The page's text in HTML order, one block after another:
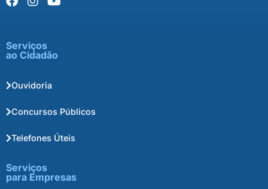
Serviços
ao Cidadão
Ouvidoria
Concursos Públicos
Telefones Úteis
Serviços
para Empresas